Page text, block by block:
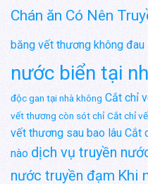
Chán ăn Có Nên
băng vết thương không đau
nước biển tại
độc gan tại nhà không Cắt chỉ
vết thương còn sót chỉ Cắt chỉ
vết thương sau bao lâu Cắt
nào dịch vụ truyền
nước truyền đạm Khi